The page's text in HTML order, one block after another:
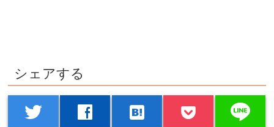
シェアする
twitter facebook hatenabookmark line